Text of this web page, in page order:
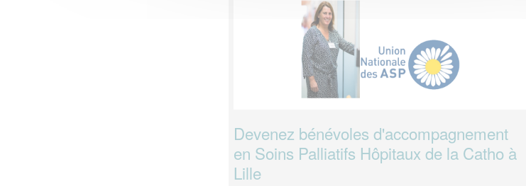
Devenez bénévoles d'accompagnement
en Soins Palliatifs Hôpitaux de la Catho à
Lille